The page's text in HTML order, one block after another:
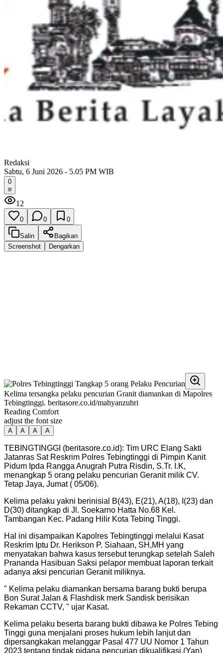
Redaksi
Sabtu, 6 Juni 2026 - 5.05 PM WIB
0
12
0 0 0
Salin
Bagikan
Screenshot
Dengarkan
Kelima tersangka pelaku pencurian Granit diamankan di Mapolres
Tebingtinggi. beritasore.co.id/mahyanzuhri
Reading Comfort
adjust the font size
A A A A
TEBINGTINGGI (beritasore.co.id): Tim URC Elang Sakti
Jatanras Sat Reskrim Polres Tebingtinggi di Pimpin Kanit
Pidum Ipda Rangga Anugrah Putra Risdin, S.Tr. I.K,
menangkap 5 orang pelaku pencurian Geranit milik CV.
Tetap Jaya, Jumat ( 05/06).
Kelima pelaku yakni berinisial B(43), E(21), A(18), I(23) dan
D(30) ditangkap di Jl. Soekarno Hatta No.68 Kel.
Tambangan Kec. Padang Hilir Kota Tebing Tinggi.
Hal ini disampaikan Kapolres Tebingtinggi melalui Kasat
Reskrim Iptu Dr. Herikson P. Siahaan, SH,MH yang
menyatakan bahwa kasus tersebut terungkap setelah Saleh
Prananda Hasibuan Saksi pelapor membuat laporan terkait
adanya aksi pencurian Geranit miliknya.
" Kelima pelaku diamankan bersama barang bukti berupa
Bon Surat Jalan & Flashdisk merk Sandisk berisikan
Rekaman CCTV, " ujar Kasat.
Kelima pelaku beserta barang bukti dibawa ke Polres Tebing
Tinggi guna menjalani proses hukum lebih lanjut dan
dipersangkakan melanggar Pasal 477 UU Nomor 1 Tahun
2023 tentang tindak pidana pencurian dikualifikasi.(Yan)